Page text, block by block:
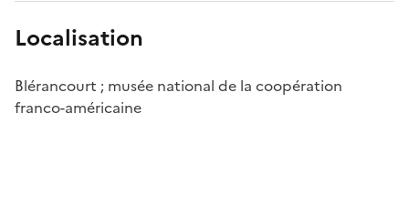
Localisation
Blérancourt ; musée national de la coopération
franco-américaine